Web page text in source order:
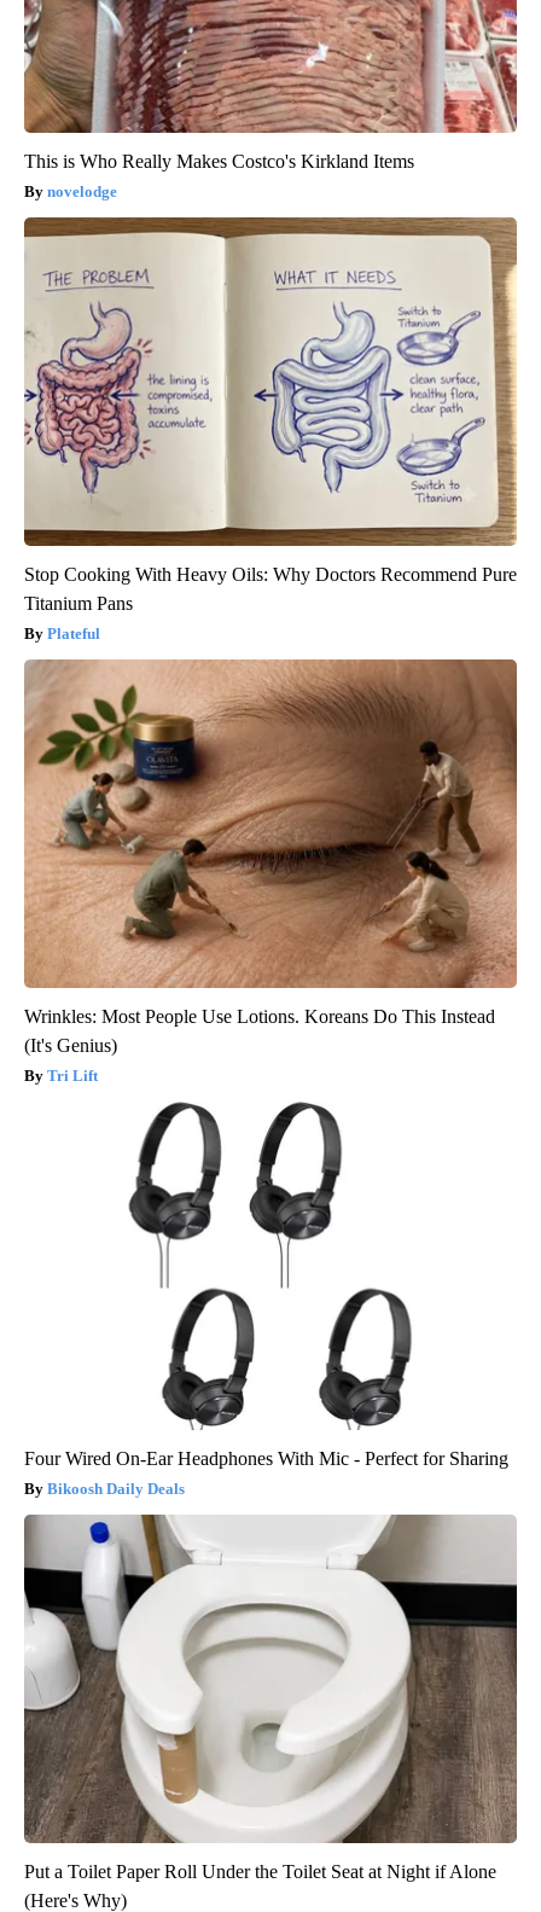
This is Who Really Makes Costco's Kirkland Items
novelodge
Stop Cooking With Heavy Oils: Why Doctors Recommend Pure
Titanium Pans
Plateful
Wrinkles: Most People Use Lotions. Koreans Do This Instead
(It's Genius)
Tri Lift
Four Wired On-Ear Headphones With Mic - Perfect for Sharing
Bikoosh Daily Deals
Put a Toilet Paper Roll Under the Toilet Seat at Night if Alone
(Here's Why)